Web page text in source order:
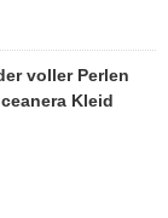
voller Perlen
Kleid